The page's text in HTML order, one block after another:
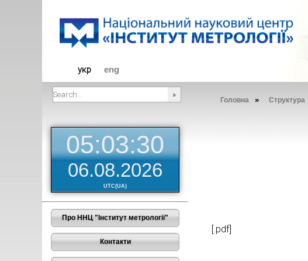
укр eng
Головна » Структура
05:03:30
06.08.2026
UTC(UA)
Про ННЦ "Інститут метрології"
Контакти
[.pdf]